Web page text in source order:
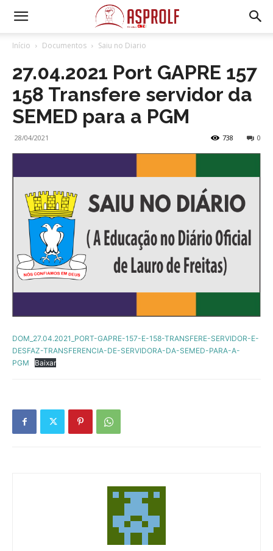
Início Documentos Saiu no Diario
27.04.2021 Port GAPRE 157
158 Transfere servidor da
SEMED para a PGM
28/04/2021 0
738
DOM_27.04.2021_PORT-GAPRE-157-E-158-TRANSFERE-SERVIDOR-E-
DESFAZ-TRANSFERENCIA-DE-SERVIDORA-DA-SEMED-PARA-A-
PGM
Baixar